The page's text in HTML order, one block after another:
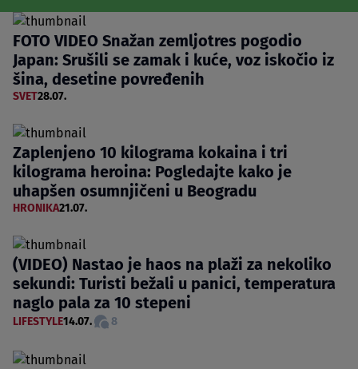
FOTO VIDEO Snažan zemljotres pogodio
Japan: Srušili se zamak i kuće, voz iskočio iz
šina, desetine povređenih
SVET28.07.
Zaplenjeno 10 kilograma kokaina i tri
kilograma heroina: Pogledajte kako je
uhapšen osumnjičeni u Beogradu
HRONIKA21.07.
(VIDEO) Nastao je haos na plaži za nekoliko
sekundi: Turisti bežali u panici, temperatura
naglo pala za 10 stepeni
LIFESTYLE14.07. 8